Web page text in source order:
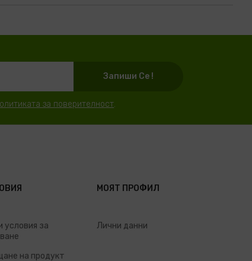
Запиши Се !
за поверителност.
условия за
на продукт
МОЯТ ПРОФИЛ
Лични данни